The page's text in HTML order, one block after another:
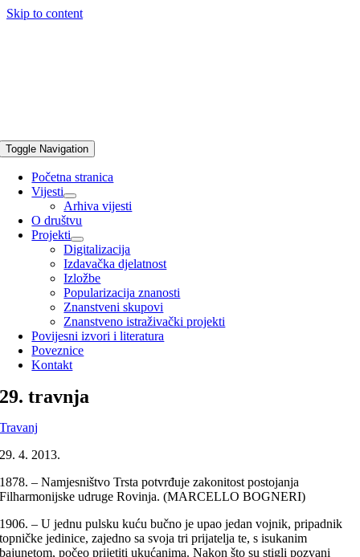
Skip to content
Toggle Navigation
Početna stranica
Vijesti
Arhiva vijesti
O društvu
Projekti
Digitalizacija
Izdavačka djelatnost
Izložbe
Popularizacija znanosti
Znanstveni skupovi
Znanstveno istraživački projekti
Povijesni izvori i literatura
Poveznice
Kontakt
29. travnja
Travanj
29. 4. 2013.
1878. – Namjesništvo Trsta potvrđuje zakonitost postojanja
Filharmonijske udruge Rovinja. (MARCELLO BOGNERI)
1906. – U jednu pulsku kuću bučno je upao jedan vojnik, pripadnik
topničke jedinice, zajedno sa svoja tri prijatelja te, s isukanim
bajunetom, počeo prijetiti ukućanima. Nakon što su stigli pozvani